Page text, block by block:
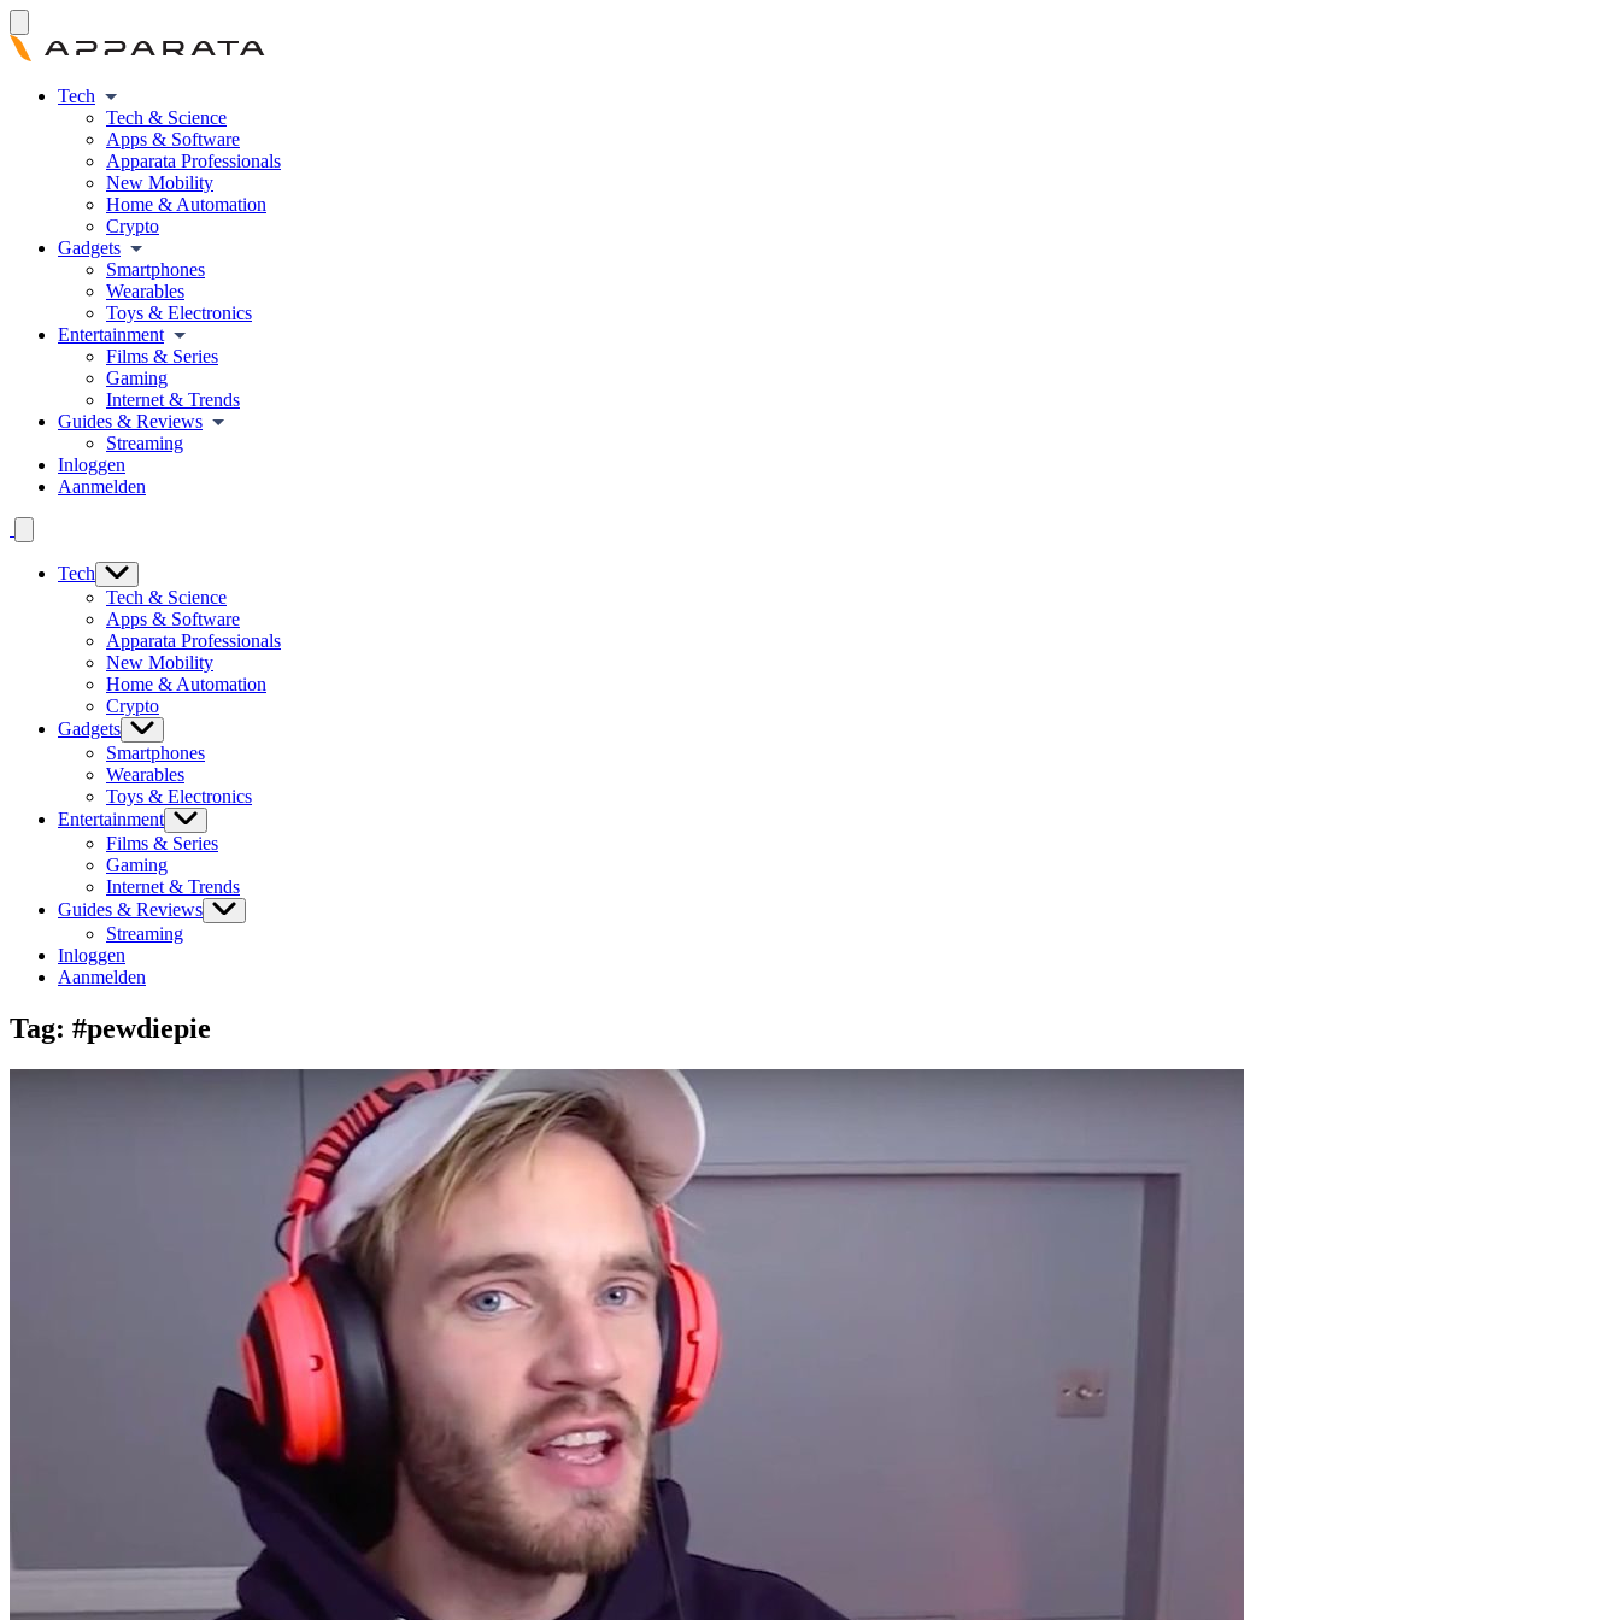
Tech
Tech & Science
Apps & Software
Apparata Professionals
New Mobility
Home & Automation
Crypto
Gadgets
Smartphones
Wearables
Toys & Electronics
Entertainment
Films & Series
Gaming
Internet & Trends
Guides & Reviews
Streaming
Inloggen
Aanmelden
Tech
Tech & Science
Apps & Software
Apparata Professionals
New Mobility
Home & Automation
Crypto
Gadgets
Smartphones
Wearables
Toys & Electronics
Entertainment
Films & Series
Gaming
Internet & Trends
Guides & Reviews
Streaming
Inloggen
Aanmelden
Tag: #pewdiepie